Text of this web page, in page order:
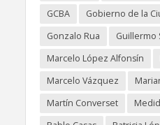
GCBA
Gobierno de la
Gonzalo Rua
Guillermo
Marcelo López Alfonsín
Marcelo Vázquez
Martín Converset